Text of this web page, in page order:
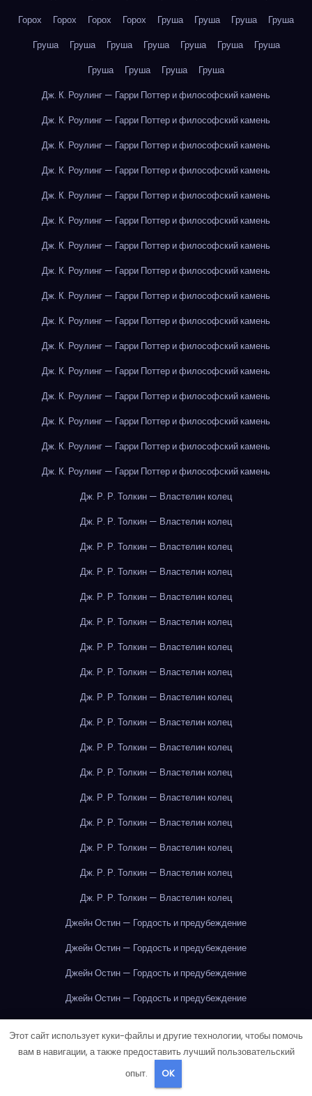
Горох
Горох Горох Горох Груша Груша Груша
Груша
Груша
Груша Груша Груша Груша Груша
Груша
Груша
Груша Груша
Груша
Дж. К. Роулинг — Гарри Поттер и философский камень
Дж. К. Роулинг — Гарри Поттер и философский камень
Дж. К. Роулинг — Гарри Поттер и философский камень
Дж. К. Роулинг — Гарри Поттер и философский камень
Дж. К. Роулинг — Гарри Поттер и философский камень
Дж. К. Роулинг — Гарри Поттер и философский камень
Дж. К. Роулинг — Гарри Поттер и философский камень
Дж. К. Роулинг — Гарри Поттер и философский камень
Дж. К. Роулинг — Гарри Поттер и философский камень
Дж. К. Роулинг — Гарри Поттер и философский камень
Дж. К. Роулинг — Гарри Поттер и философский камень
Дж. К. Роулинг — Гарри Поттер и философский камень
Дж. К. Роулинг — Гарри Поттер и философский камень
Дж. К. Роулинг — Гарри Поттер и философский камень
Дж. К. Роулинг — Гарри Поттер и философский камень
Дж. К. Роулинг — Гарри Поттер и философский камень
Дж. Р. Р. Толкин — Властелин колец
Дж. Р. Р. Толкин — Властелин колец
Дж. Р. Р. Толкин — Властелин колец
Дж. Р. Р. Толкин — Властелин колец
Дж. Р. Р. Толкин — Властелин колец
Дж. Р. Р. Толкин — Властелин колец
Дж. Р. Р. Толкин — Властелин колец
Дж. Р. Р. Толкин — Властелин колец
Дж. Р. Р. Толкин — Властелин колец
Дж. Р. Р. Толкин — Властелин колец
Дж. Р. Р. Толкин — Властелин колец
Дж. Р. Р. Толкин — Властелин колец
Дж. Р. Р. Толкин — Властелин колец
Дж. Р. Р. Толкин — Властелин колец
Дж. Р. Р. Толкин — Властелин колец
Дж. Р. Р. Толкин — Властелин колец
Дж. Р. Р. Толкин — Властелин колец
Джейн Остин — Гордость и предубеждение
Джейн Остин — Гордость и предубеждение
Джейн Остин — Гордость и предубеждение
Джейн Остин — Гордость и предубеждение
Джейн Остин — Гордость и предубеждение
Джейн Остин — Гордость и предубеждение
Джейн Остин — Гордость и предубеждение
Этот сайт использует куки-файлы и другие технологии, чтобы помочь
вам в навигации, а также предоставить лучший пользовательский
опыт.
OK